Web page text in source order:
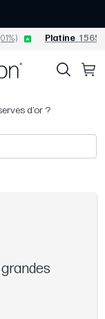
Platine 1
d’or ?